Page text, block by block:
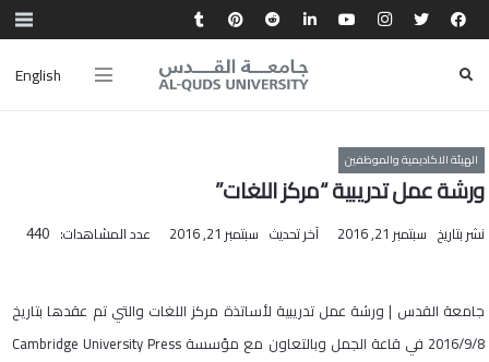
English
الهيئة الاكاديمية والموظفين
ورشة عمل تدريبية “مركز اللغات”
نشر بتاريخ سبتمبر 21, 2016 آخر تحديث سبتمبر 21, 2016 عدد المشاهدات: 440
جامعة القدس | ورشة عمل تدريبية لأساتذة مركز اللغات والتي تم عقدها بتاريخ
2016/9/8 في قاعة الجمل وبالتعاون مع مؤسسة Cambridge University Press